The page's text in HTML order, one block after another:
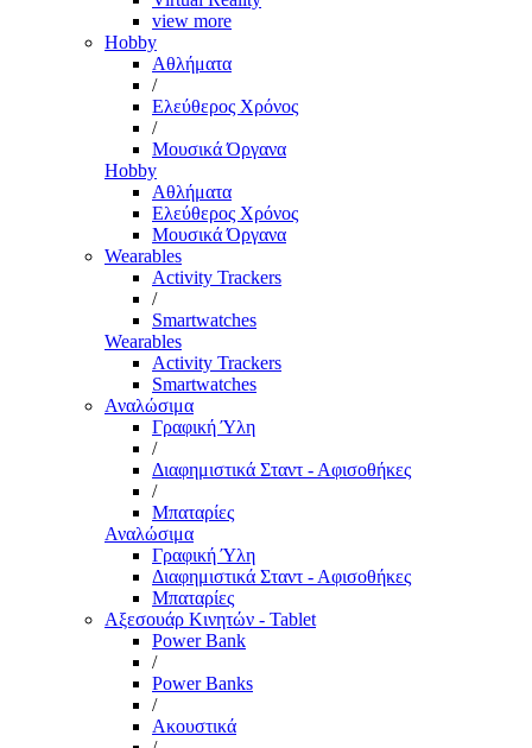
view more
Hobby
Αθλήματα
/
Ελεύθερος Χρόνος
/
Μουσικά Όργανα
Hobby
Αθλήματα
Ελεύθερος Χρόνος
Μουσικά Όργανα
Wearables
Activity Trackers
/
Smartwatches
Wearables
Activity Trackers
Smartwatches
Αναλώσιμα
Γραφική Ύλη
/
Διαφημιστικά Σταντ - Αφισοθήκες
/
Μπαταρίες
Αναλώσιμα
Γραφική Ύλη
Διαφημιστικά Σταντ - Αφισοθήκες
Μπαταρίες
Αξεσουάρ Κινητών - Tablet
Power Bank
/
Power Banks
/
Ακουστικά